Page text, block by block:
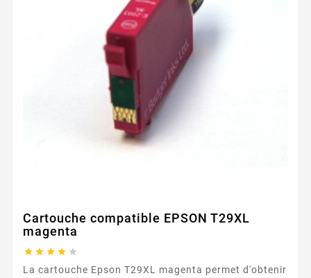
Cartouche compatible EPSON T29XL
magenta
    
La cartouche Epson T29XL magenta permet d'obtenir